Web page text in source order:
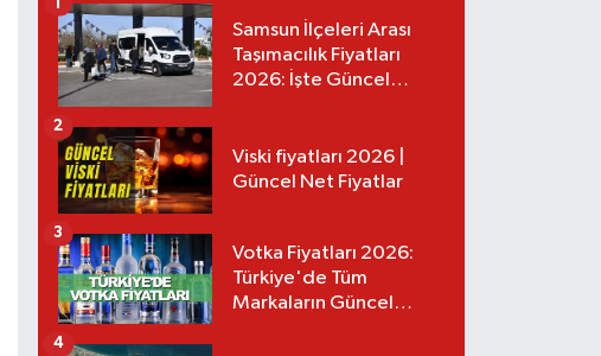
Samsun İlçeleri Arası
Taşımacılık Fiyatları
2026: İşte Güncel
1
Viski fiyatları 2026 |
Güncel Net Fiyatlar
2
Votka Fiyatları 2026:
Türkiye'de Tüm
Markaların Güncel
3
4